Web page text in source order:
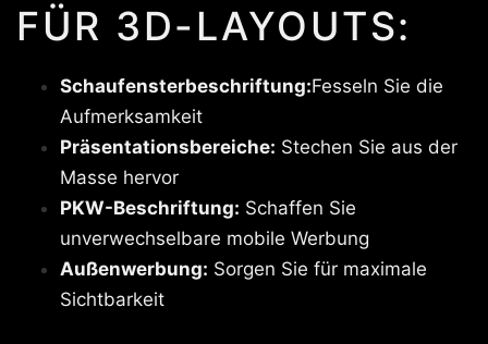
FÜR 3D-LAYOUTS:
Schaufensterbeschriftung:Fesseln Sie die
Aufmerksamkeit
Präsentationsbereiche: Stechen Sie aus der
Masse hervor
PKW-Beschriftung: Schaffen Sie
unverwechselbare mobile Werbung
Außenwerbung: Sorgen Sie für maximale
Sichtbarkeit